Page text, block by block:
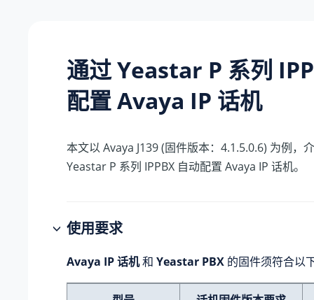
通过Yeastar P 系列
配置 Avaya IP 话机
本文以 Avaya J139 (固件版本：4.1.5.0.6) 为例，
Yeastar P 系列 IPPBX 自动配置 Avaya IP 话机。
使用要求
Avaya IP 话机和 Yeastar PBX 的固件须符合以